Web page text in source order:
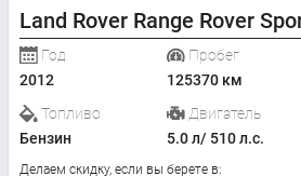
Land Rover Range Rover
Год
2012
Пробег
125370 км
Топливо
Бензин
Двигатель
5.0 л/ 510 л.с.
Делаем скидку, если вы берете в: